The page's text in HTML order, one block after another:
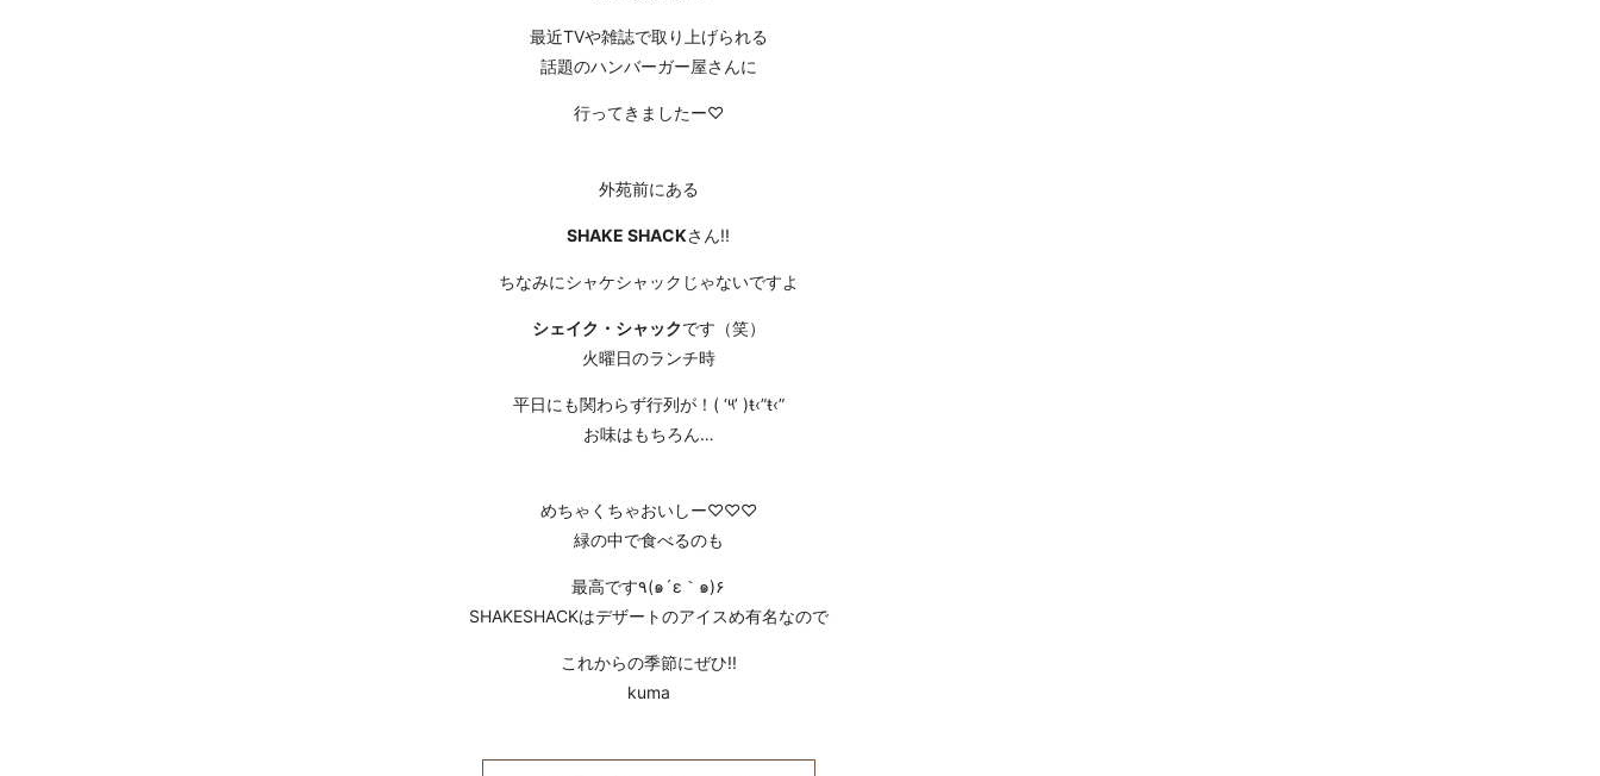
最近TVや雑誌で取り上げられる
話題のハンバーガー屋さんに
行ってきましたー♡
外苑前にある
SHAKE SHACKさん!!
ちなみにシャケシャックじゃないですよ
シェイク・シャックです（笑）
火曜日のランチ時
平日にも関わらず行列が！( ‘༥’ )ŧ‹”ŧ‹”
お味はもちろん…
めちゃくちゃおいしー♡♡♡
緑の中で食べるのも
最高です٩(๑´ε｀๑)۶
SHAKESHACKはデザートのアイスめ有名なので
これからの季節にぜひ!!
kuma